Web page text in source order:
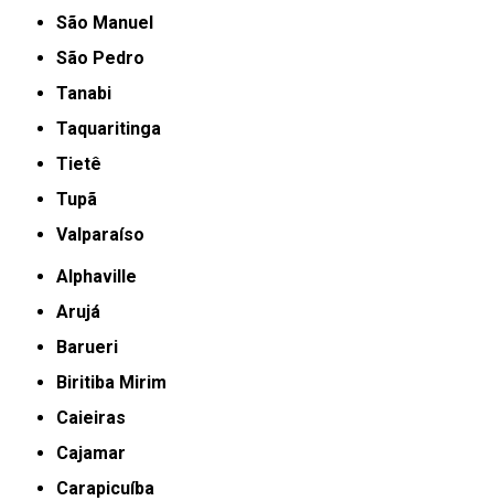
São Manuel
São Pedro
Tanabi
Taquaritinga
Tietê
Tupã
Valparaíso
Alphaville
Arujá
Barueri
Biritiba Mirim
Caieiras
Cajamar
Carapicuíba